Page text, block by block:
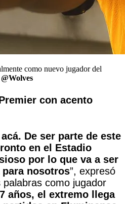
como nuevo jugador del
con acento
De ser parte de este
en el Estadio
por lo que va a ser
para nosotros”, expresó
como jugador
años, el extremo llega